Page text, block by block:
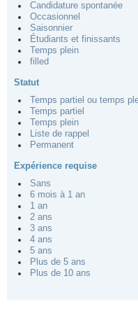
Candidature spontanée
Occasionnel
Saisonnier
Étudiants et finissants
Temps plein
filled
Statut
Temps partiel ou temps
Temps partiel
Temps plein
Liste de rappel
Permanent
Expérience requise
Sans
6 mois à 1 an
1 an
2 ans
3 ans
4 ans
5 ans
Plus de 5 ans
Plus de 10 ans